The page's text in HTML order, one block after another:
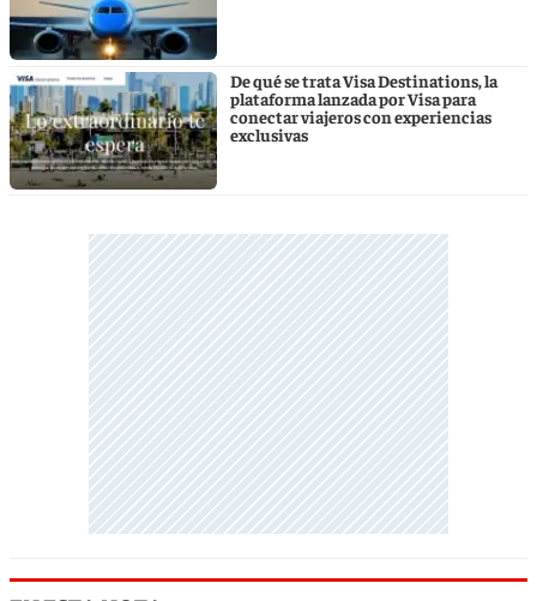
De qué se trata Visa Destinations, la
plataforma lanzada por Visa para
conectar viajeros con experiencias
exclusivas